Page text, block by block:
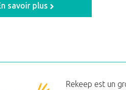
savoir plus
Rekeep est un